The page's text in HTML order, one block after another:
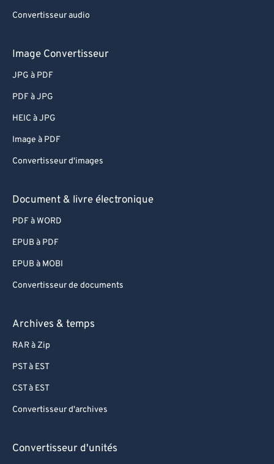
Convertisseur audio
Image Convertisseur
JPG à PDF
PDF à JPG
HEIC à JPG
Image à PDF
Convertisseur d'images
Document & livre électronique
PDF à WORD
EPUB à PDF
EPUB à MOBI
Convertisseur de documents
Archives & temps
RAR à Zip
PST à EST
CST à EST
Convertisseur d'archives
Convertisseur d'unités